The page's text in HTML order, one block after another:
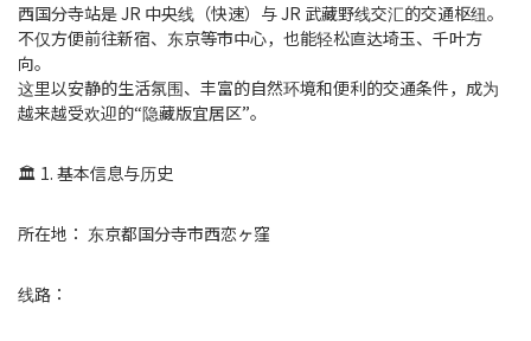
西国分寺站是 JR 中央线（快速）与 JR 武藏野线交汇的交通枢纽。
不仅方便前往新宿、东京等市中心，也能轻松直达埼玉、千叶方
向。
这里以安静的生活氛围、丰富的自然环境和便利的交通条件，成为
越来越受欢迎的“隐藏版宜居区”。
🏛️ 1. 基本信息与历史
所在地： 东京都国分寺市西恋ヶ窪
线路：